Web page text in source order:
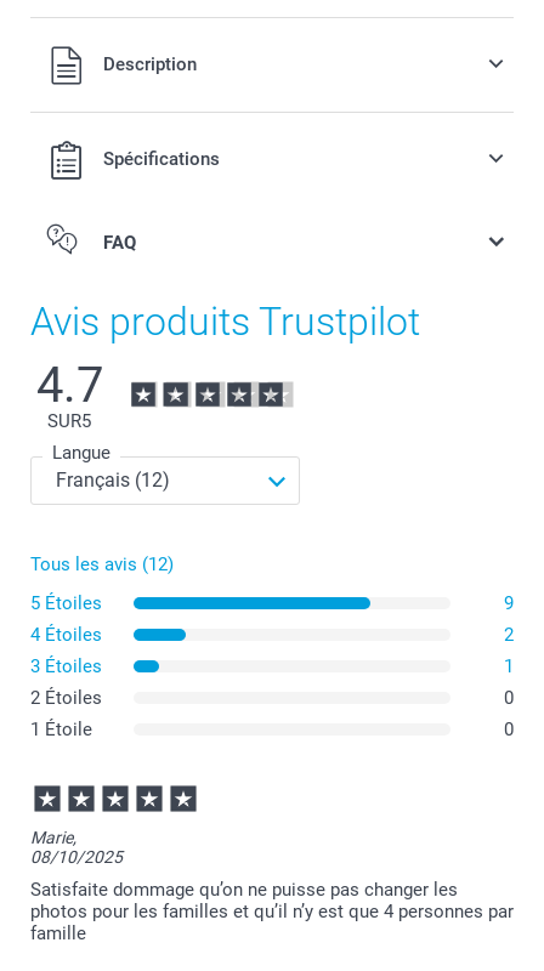
Tous les prix sont en EURO (€), TVA incluse et hors frais de
port.
Description
Spécifications
FAQ
Avis produits Trustpilot
4.7
SUR5
Langue
Tous les avis (12)
5 Étoiles
9
4 Étoiles
2
3 Étoiles
1
2 Étoiles
0
1 Étoile
0
Marie,
08/10/2025
Satisfaite dommage qu’on ne puisse pas changer les
photos pour les familles et qu’il n’y est que 4 personnes par
famille